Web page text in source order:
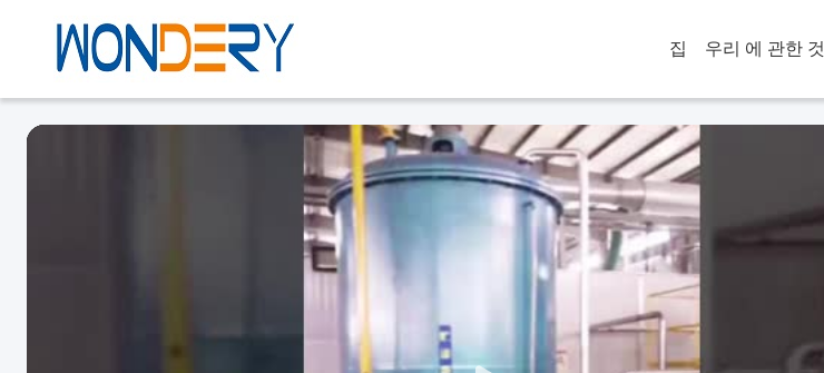
집 우리 에 관한 것